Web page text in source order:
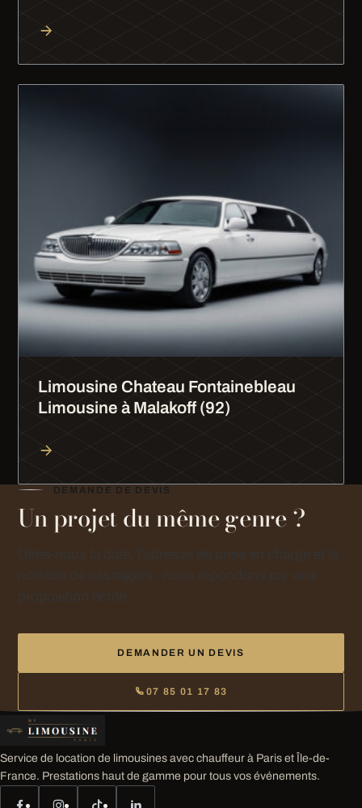
Limousine Chateau Fontainebleau
Limousine à Malakoff (92)
DEMANDE DE DEVIS
Un projet du même genre ?
DEMANDER UN DEVIS
07 85 01 17 83
Service de location de limousines avec chauffeur à Paris et Île-de-
France. Prestations haut de gamme pour tous vos événements.